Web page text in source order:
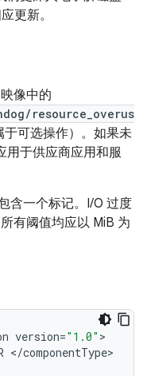
更新。
像中的
resource_overus
可选操作）。 如果未
用于供应商应用和服
含一个标记。I/O 过度
有阈值均应以 MiB 为
version="1.0"
</componentType>